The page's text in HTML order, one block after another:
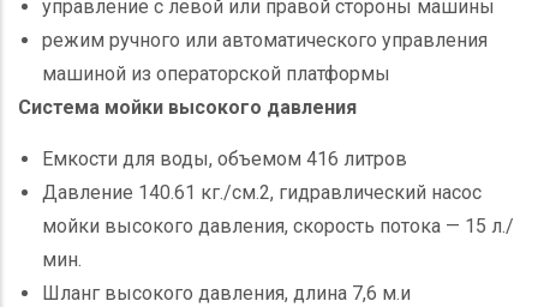
управление с левой или правой стороны машины
режим ручного или автоматического управления
машиной из операторской платформы
Система мойки высокого давления
Емкости для воды, объемом 416 литров
Давление 140.61 кг./см.2, гидравлический насос
мойки высокого давления, скорость потока — 15 л./
мин.
Шланг высокого давления, длина 7,6 м.и